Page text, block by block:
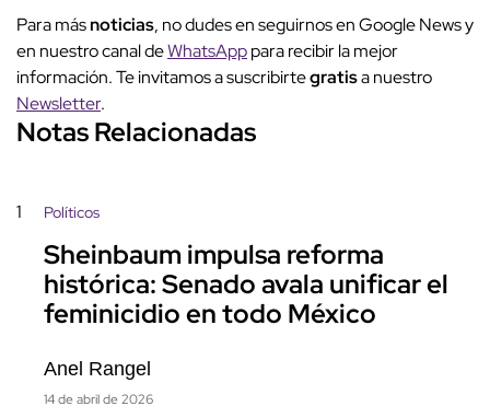
Para másnoticias, no dudes en seguirnos en Google News y
en nuestro canal deWhatsApppara recibir la mejor
información. Te invitamos a suscribirtegratisa nuestro
Newsletter.
Notas Relacionadas
1 Políticos
Sheinbaum impulsa reforma
histórica: Senado avala unificar el
feminicidio en todo México
Anel Rangel
14 de abril de 2026